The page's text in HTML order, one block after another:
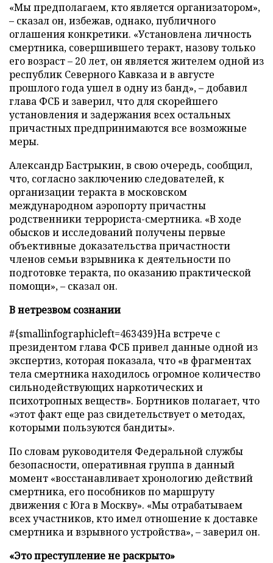
«Мы предполагаем, кто является организатором»,
– сказал он, избежав, однако, публичного
оглашения конкретики. «Установлена личность
смертника, совершившего теракт, назову только
его возраст – 20 лет, он является жителем одной из
республик Северного Кавказа и в августе
прошлого года ушел в одну из банд», – добавил
глава ФСБ и заверил, что для скорейшего
установления и задержания всех остальных
причастных предпринимаются все возможные
меры.
Александр Бастрыкин, в свою очередь, сообщил,
что, согласно заключению следователей, к
организации теракта в московском
международном аэропорту причастны
родственники террориста-смертника. «В ходе
обысков и исследований получены первые
объективные доказательства причастности
членов семьи взрывника к деятельности по
подготовке теракта, по оказанию практической
помощи»,– сказал он.
В нетрезвом сознании
#{smallinfographicleft=463439}На встрече с
президентом глава ФСБ привел данные одной из
экспертиз, которая показала, что «в фрагментах
тела смертника находилось огромное количество
сильнодействующих наркотических и
психотропных веществ». Бортников полагает, что
«этот факт еще раз свидетельствует о методах,
которыми пользуются бандиты».
По словам руководителя Федеральной службы
безопасности, оперативная группа в данный
момент «восстанавливает хронологию действий
смертника, его пособников по маршруту
движения с Юга в Москву». «Мы отрабатываем
всех участников, кто имел отношение к доставке
смертника и взрывного устройства»,– заверил он.
«Это преступление не раскрыто»